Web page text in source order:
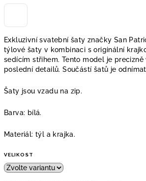
Exkluzivní svatební šaty značky San
týlové šaty v kombinaci s originální
sedícím střihem. Tento model je
poslední detailů. Součástí šatů je
Šaty jsou vzadu na zip.
Barva: bílá.
Materiál: týl a krajka.
VELIKOST